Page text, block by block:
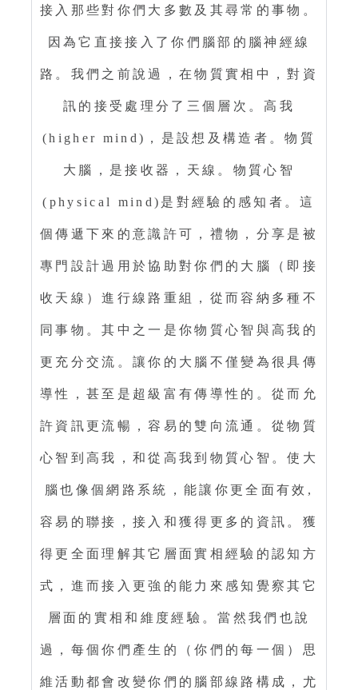
接入那些對你們大多數及其尋常的事物。
因為它直接接入了你們腦部的腦神經線
路。我們之前說過，在物質實相中，對資
訊的接受處理分了三個層次。高我
(higher mind)，是設想及構造者。物質
大腦，是接收器，天線。物質心智
(physical mind)是對經驗的感知者。這
個傳遞下來的意識許可，禮物，分享是被
專門設計過用於協助對你們的大腦（即接
收天線）進行線路重組，從而容納多種不
同事物。其中之一是你物質心智與高我的
更充分交流。讓你的大腦不僅變為很具傳
導性，甚至是超級富有傳導性的。從而允
許資訊更流暢，容易的雙向流通。從物質
心智到高我，和從高我到物質心智。使大
腦也像個網路系統，能讓你更全面有效,
容易的聯接，接入和獲得更多的資訊。獲
得更全面理解其它層面實相經驗的認知方
式，進而接入更強的能力來感知覺察其它
層面的實相和維度經驗。當然我們也說
過，每個你們產生的（你們的每一個）思
維活動都會改變你們的腦部線路構成，尤